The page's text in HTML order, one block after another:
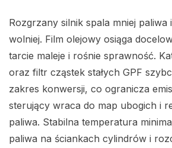
Rozgrzany silnik spala mniej paliwa
wolniej. Film olejowy osiąga
tarcie maleje i rośnie sprawność.
oraz filtr cząstek stałych GPF
zakres konwersji, co ogranicza
sterujący wraca do map ubogich i
paliwa. Stabilna temperatura
paliwa na ściankach cylindrów i